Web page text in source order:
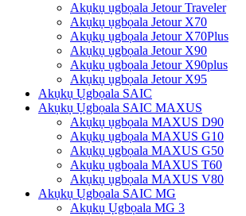
Akụkụ ụgbọala Jetour Traveler
Akụkụ ụgbọala Jetour X70
Akụkụ ụgbọala Jetour X70Plus
Akụkụ ụgbọala Jetour X90
Akụkụ ụgbọala Jetour X90plus
Akụkụ ụgbọala Jetour X95
Akụkụ Ụgbọala SAIC
Akụkụ Ụgbọala SAIC MAXUS
Akụkụ ụgbọala MAXUS D90
Akụkụ ụgbọala MAXUS G10
Akụkụ ụgbọala MAXUS G50
Akụkụ ụgbọala MAXUS T60
Akụkụ ụgbọala MAXUS V80
Akụkụ Ụgbọala SAIC MG
Akụkụ Ụgbọala MG 3